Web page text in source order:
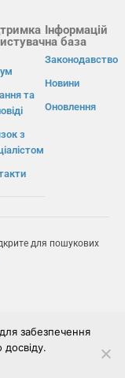
та
з
Інформацій
на база
Законодавство
Новини
Оновлення
для пошукових
забезпечення